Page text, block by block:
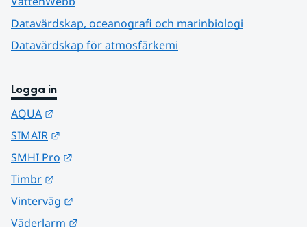
Datavärdskap, oceanografi och marinbiologi
Datavärdskap för atmosfärkemi
Logga in
AQUA
SIMAIR
SMHI Pro
Timbr
Vinterväg
Väderlarm